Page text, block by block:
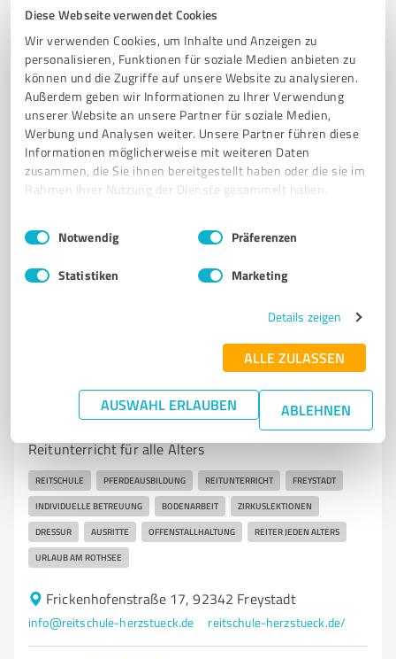
Diese Webseite verwendet Cookies
Wir verwenden Cookies, um Inhalte und Anzeigen zu
personalisieren, Funktionen für soziale Medien anbieten zu
können und die Zugriffe auf unsere Website zu analysieren.
Außerdem geben wir Informationen zu Ihrer Verwendung
unserer Website an unsere Partner für soziale Medien,
Werbung und Analysen weiter. Unsere Partner führen diese
Informationen möglicherweise mit weiteren Daten
zusammen, die Sie ihnen bereitgestellt haben oder die sie im
Rahmen Ihrer Nutzung der Dienste gesammelt haben.
Impressum Datenschutzbestimmungen
Einwilligungsauswahl
Notwendig Präferenzen
Statistiken Marketing
Details zeigen
ALLE ZULASSEN
AUSWAHL ERLAUBEN ABLEHNEN
KFZ-Reparaturen in Berching
AUTOVERWERTUNG SCHROTTPLATZ GEBRAUCHTWAGEN
ERSATZTEILE
FAHRZEUGDIAGNOSE UNFALLINSTANDSETZUNG RECYCLING
BERCHING KLIMASTÜTZPUNKT HAUPTUNTERSUCHUNG
Ob. Kanalstraße 14, 92334 Berching
4,30 / 5,00
Reitschule Herzstück Freystadt
Reitschule Herzstück in Freystadt – Individueller
Reitunterricht für alle Alters
REITSCHULE PFERDEAUSBILDUNG REITUNTERRICHT FREYSTADT
INDIVIDUELLE BETREUUNG BODENARBEIT ZIRKUSLEKTIONEN
DRESSUR AUSRITTE OFFENSTALLHALTUNG REITER JEDEN ALTERS
URLAUB AM ROTHSEE
Frickenhofenstraße 17, 92342 Freystadt
info@reitschule-herzstueck.de reitschule-herzstueck.de/